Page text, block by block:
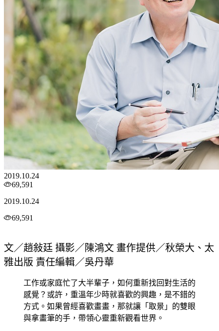
2019.10.24
69,591
2019.10.24
69,591
文／趙敍廷 攝影／陳鴻文 畫作提供／秋榮大、太
雅出版 責任編輯／吳丹華
工作或家庭忙了大半輩子，如何重新找回對生活的
感覺？或許，重溫年少時就喜歡的興趣，是不錯的
方式。如果曾經喜歡畫畫，那就讓「取景」的雙眼
與拿畫筆的手，帶領心靈重新觀看世界。